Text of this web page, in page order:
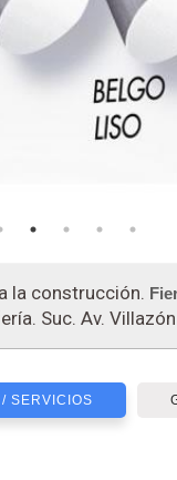
la construcción.
Suc. Av. Villazón
SERVICIOS